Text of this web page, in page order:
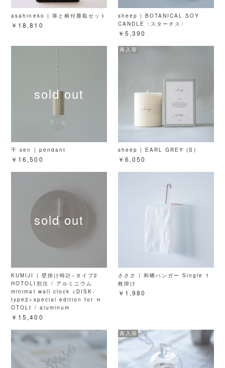
asahineko | 箒と柄付塵取セット
￥18,810
sheep | BOTANICAL SOY
CANDLE〈スターチス〉
￥5,390
千 sen | pendant
￥16,500
sheep | EARL GREY (S)
￥6,050
KUMIJI | 壁掛け時計−タイプ2
HOTOLI別注 / アルミニウム
minimal wall clock <DISK-
type2>special edition for Ｈ
OTOLI / aluminum
￥15,400
さささ | 和晒ハンガー Single 1
枚掛け
￥1,980